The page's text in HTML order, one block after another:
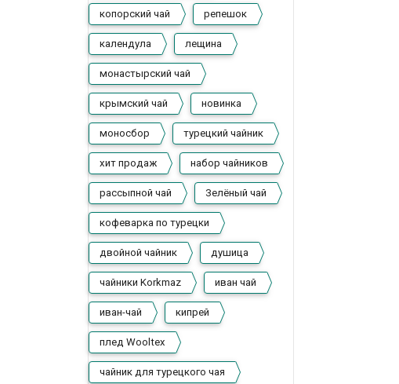
копорский чай репешок
календула лещина
монастырский чай
крымский чай новинка
моносбор турецкий чайник
хит продаж набор чайников
рассыпной чай Зелёный чай
кофеварка по турецки
двойной чайник душица
чайники Korkmaz иван чай
иван-чай кипрей
плед Wooltex
чайник для турецкого чая